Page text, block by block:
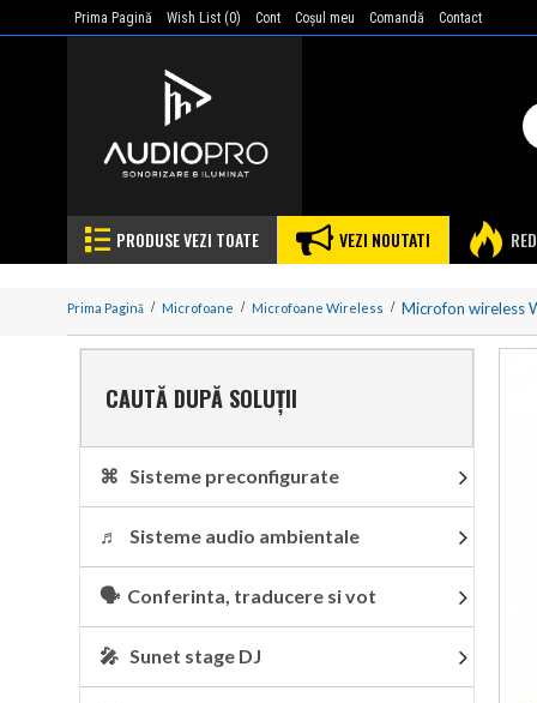
Prima Pagină Wish List (0) Cont Coşul meu Comandă Contact
PRODUSE VEZI TOATE VEZI NOUTATI
Prima Pagină Microfoane Microfoane Wireless Microfon wireless
CAUTĂ DUPĂ SOLUȚII
⌘ Sisteme preconfigurate
♬ Sisteme audio ambientale
🗣 Conferinta, traducere si vot
🎤 Sunet stage DJ